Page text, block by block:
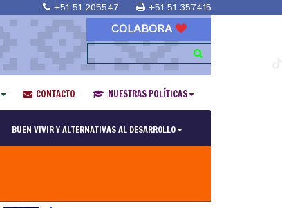
+51 51 205547 +51 51 357415
COLABORA
CONTACTO NUESTRAS POLÍTICAS
BUEN VIVIR Y ALTERNATIVAS AL DESARROLLO